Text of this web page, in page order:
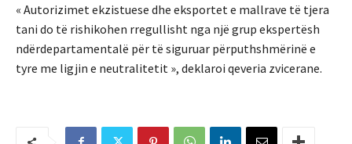
« Autorizimet ekzistuese dhe eksportet e mallrave të tjera
tani do të rishikohen rregullisht nga një grup ekspertësh
ndërdepartamentalë për të siguruar përputhshmërinë e
tyre me ligjin e neutralitetit », deklaroi qeveria zvicerane.